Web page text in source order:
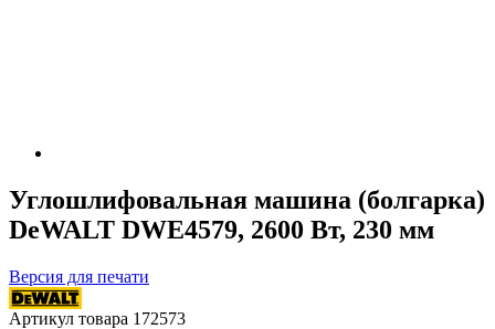
Углошлифовальная машина (болгарка)
DeWALT DWE4579, 2600 Вт, 230 мм
Версия для печати
Артикул товара 172573